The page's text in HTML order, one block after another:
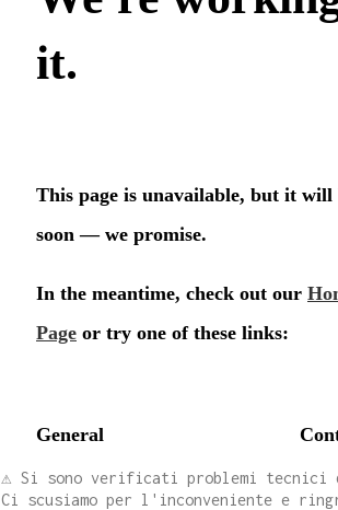
⚠️ Si sono verificati problemi tecnici
Ci scusiamo per l'inconveniente e